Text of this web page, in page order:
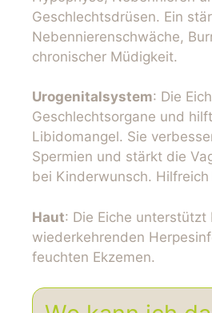
Geschlechtsdrüsen. Ein
Nebennierenschwäche,
chronischer Müdigkeit.
Urogenitalsystem: Die
Geschlechtsorgane und
Libidomangel. Sie
Spermien und stärkt die
bei Kinderwunsch.
Haut: Die Eiche unterstützt
wiederkehrenden
feuchten Ekzemen.